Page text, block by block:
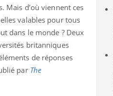
Mais d’où viennent ces
valables pour tous
dans le monde ? Deux
britanniques
de réponses
par The